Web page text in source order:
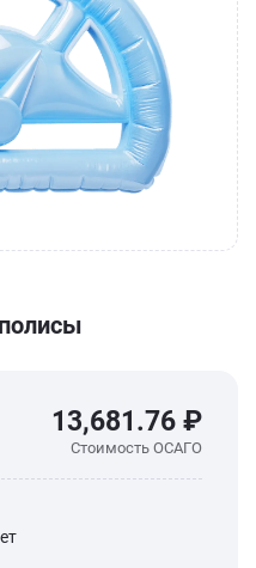
13,681.76 ₽
Стоимость ОСАГО